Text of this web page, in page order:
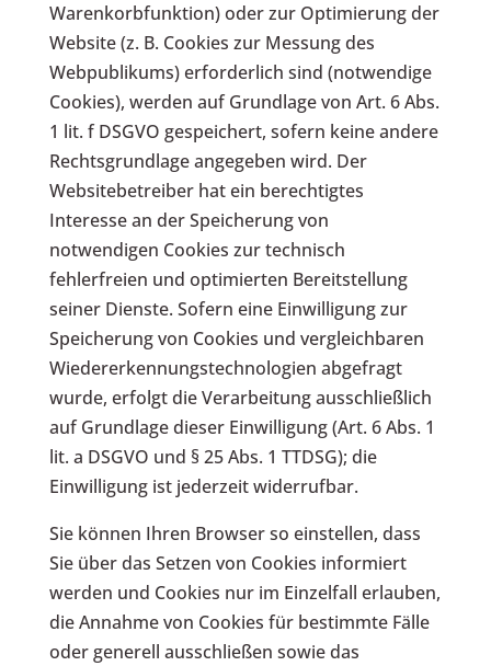
Warenkorbfunktion) oder zur Optimierung der
Website (z. B. Cookies zur Messung des
Webpublikums) erforderlich sind (notwendige
Cookies), werden auf Grundlage von Art. 6 Abs.
1 lit. f DSGVO gespeichert, sofern keine andere
Rechtsgrundlage angegeben wird. Der
Websitebetreiber hat ein berechtigtes
Interesse an der Speicherung von
notwendigen Cookies zur technisch
fehlerfreien und optimierten Bereitstellung
seiner Dienste. Sofern eine Einwilligung zur
Speicherung von Cookies und vergleichbaren
Wiedererkennungstechnologien abgefragt
wurde, erfolgt die Verarbeitung ausschließlich
auf Grundlage dieser Einwilligung (Art. 6 Abs. 1
lit. a DSGVO und § 25 Abs. 1 TTDSG); die
Einwilligung ist jederzeit widerrufbar.
Sie können Ihren Browser so einstellen, dass
Sie über das Setzen von Cookies informiert
werden und Cookies nur im Einzelfall erlauben,
die Annahme von Cookies für bestimmte Fälle
oder generell ausschließen sowie das